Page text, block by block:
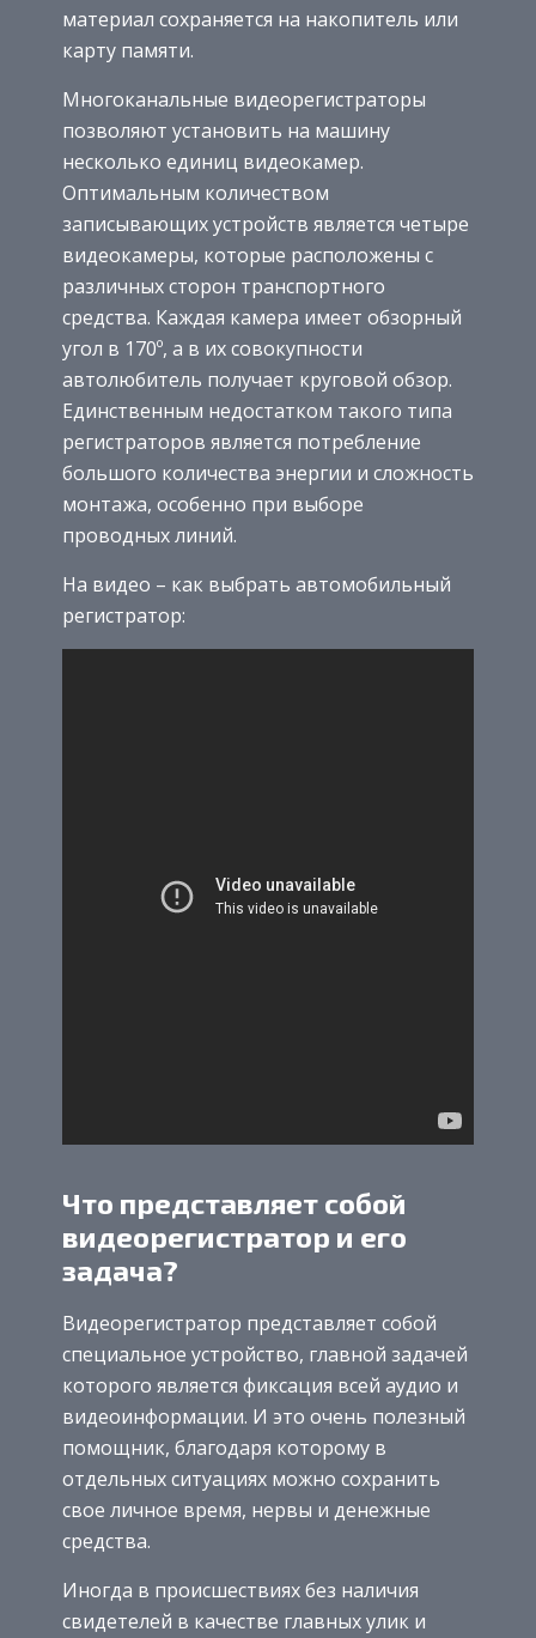
материал сохраняется на накопитель или
карту памяти.
Многоканальные видеорегистраторы
позволяют установить на машину
несколько единиц видеокамер.
Оптимальным количеством
записывающих устройств является четыре
видеокамеры, которые расположены с
различных сторон транспортного
средства. Каждая камера имеет обзорный
угол в 170º, а в их совокупности
автолюбитель получает круговой обзор.
Единственным недостатком такого типа
регистраторов является потребление
большого количества энергии и сложность
монтажа, особенно при выборе
проводных линий.
На видео – как выбрать автомобильный
регистратор:
Что представляет собой
видеорегистратор и его
задача?
Видеорегистратор представляет собой
специальное устройство, главной задачей
которого является фиксация всей аудио и
видеоинформации. И это очень полезный
помощник, благодаря которому в
отдельных ситуациях можно сохранить
свое личное время, нервы и денежные
средства.
Иногда в происшествиях без наличия
свидетелей в качестве главных улик и